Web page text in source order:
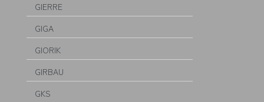
GIERRE
GIGA
GIORIK
GIRBAU
GKS